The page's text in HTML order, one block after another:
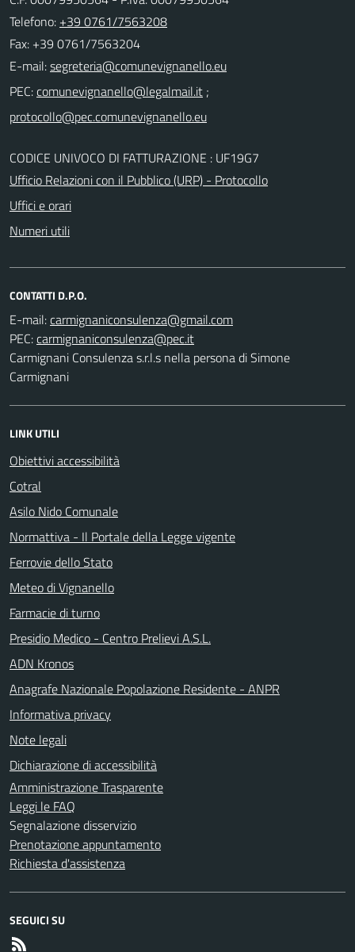
Telefono: +39 0761/7563208
Fax: +39 0761/7563204
E-mail:
PEC:
;
CODICE UNIVOCO DI FATTURAZIONE : UF19G7
Ufficio Relazioni con il Pubblico (URP) - Protocollo
Uffici e orari
Numeri utili
CONTATTI D.P.O.
E-mail:
PEC:
Carmignani Consulenza s.r.l.s nella persona di Simone
Carmignani
LINK UTILI
Obiettivi accessibilità
Cotral
Asilo Nido Comunale
Normattiva - Il Portale della Legge vigente
Ferrovie dello Stato
Meteo di Vignanello
Farmacie di turno
Presidio Medico - Centro Prelievi A.S.L.
ADN Kronos
Anagrafe Nazionale Popolazione Residente - ANPR
Informativa privacy
Note legali
Dichiarazione di accessibilità
Amministrazione Trasparente
Leggi le FAQ
Segnalazione disservizio
Prenotazione appuntamento
Richiesta d'assistenza
SEGUICI SU